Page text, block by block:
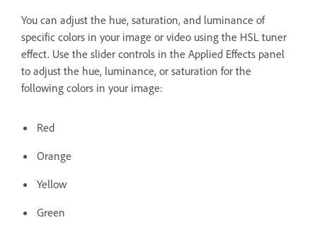
You can adjust the hue, saturation, and luminance of
specific colors in your image or video using the HSL tuner
effect. Use the slider controls in the Applied Effects panel
to adjust the hue, luminance, or saturation for the
following colors in your image:
Red
Orange
Yellow
Green